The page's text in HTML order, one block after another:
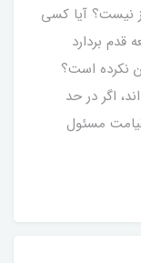
نیست؟ آیا کسی
قدم بردارد
نکرده است؟
اگر در حد
مسئول